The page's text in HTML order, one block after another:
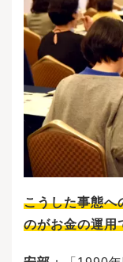
こうした事態へ
のがお金の運用